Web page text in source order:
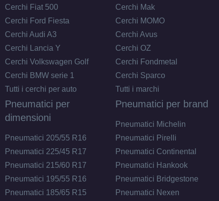
Cerchi Fiat 500
Cerchi Ford Fiesta
Cerchi Audi A3
Cerchi Lancia Y
Cerchi Volkswagen Golf
Cerchi BMW serie 1
Tutti i cerchi per auto
Cerchi Mak
Cerchi MOMO
Cerchi Avus
Cerchi OZ
Cerchi Fondmetal
Cerchi Sparco
Tutti i marchi
Pneumatici per
dimensioni
Pneumatici 205/55 R16
Pneumatici 225/45 R17
Pneumatici 215/60 R17
Pneumatici 195/55 R16
Pneumatici 185/65 R15
Pneumatici per brand
Pneumatici Michelin
Pneumatici Pirelli
Pneumatici Continental
Pneumatici Hankook
Pneumatici Bridgestone
Pneumatici Nexen